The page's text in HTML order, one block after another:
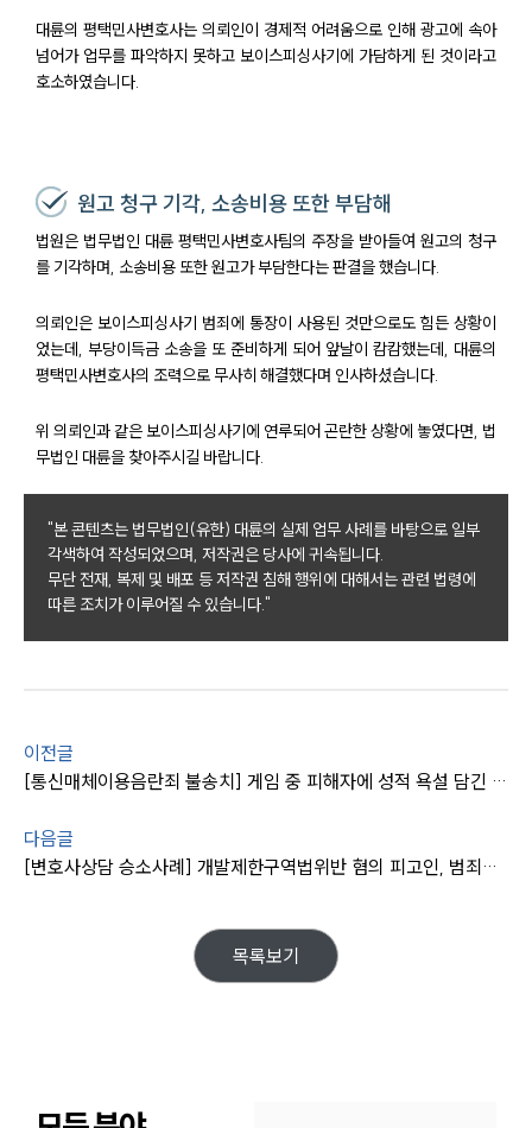
센터소개
대륜의 강점
오시는 길
글로벌 파트너 로펌
업무사례
사례분석/최신동향
법률정보
고객후기
대륜의 평택민사변호사는 의뢰인이 경제적 어려움으로 인해 광고에 속아
넘어가 업무를 파악하지 못하고 보이스피싱사기에 가담하게 된 것이라고
호소하였습니다.
원고 청구 기각, 소송비용 또한 부담해
법원은 법무법인 대륜 평택민사변호사팀의 주장을 받아들여 원고의 청구
를 기각하며, 소송비용 또한 원고가 부담한다는 판결을 했습니다.
의뢰인은 보이스피싱사기 범죄에 통장이 사용된 것만으로도 힘든 상황이
었는데, 부당이득금 소송을 또 준비하게 되어 앞날이 캄캄했는데, 대륜의
평택민사변호사의 조력으로 무사히 해결했다며 인사하셨습니다.
위 의뢰인과 같은 보이스피싱사기에 연루되어 곤란한 상황에 놓였다면, 법
무법인 대륜을 찾아주시길 바랍니다.
"본 콘텐츠는 법무법인(유한) 대륜의 실제 업무 사례를 바탕으로 일부
각색하여 작성되었으며, 저작권은 당사에 귀속됩니다.
무단 전재, 복제 및 배포 등 저작권 침해 행위에 대해서는 관련 법령에
따른 조치가 이루어질 수 있습니다."
이전글
[통신매체이용음란죄 불송치] 게임 중 피해자에 성적 욕설 담긴 채팅 보낸 피의자 경찰 단계 종결 성공사례
다음글
[변호사상담 승소사례] 개발제한구역법위반 혐의 피고인, 범죄의 증명 없어 무죄
목록보기